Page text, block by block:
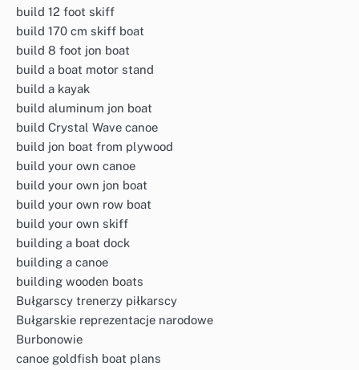
build 12 foot skiff
build 170 cm skiff boat
build 8 foot jon boat
build a boat motor stand
build a kayak
build aluminum jon boat
build Crystal Wave canoe
build jon boat from plywood
build your own canoe
build your own jon boat
build your own row boat
build your own skiff
building a boat dock
building a canoe
building wooden boats
Bułgarscy trenerzy piłkarscy
Bułgarskie reprezentacje narodowe
Burbonowie
canoe goldfish boat plans